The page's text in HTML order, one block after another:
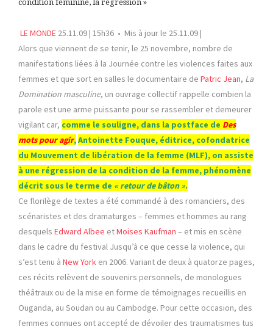
condition féminine, la régression »
LE MONDE 25.11.09 | 15h36 • Mis à jour le 25.11.09 |
Alors que viennent de se tenir, le 25 novembre, nombre de
manifestations liées à la Journée contre les violences faites aux
femmes et que sort en salles le documentaire de Patric Jean, La
Domination masculine, un ouvrage collectif rappelle combien la
parole est une arme puissante pour se rassembler et demeurer
vigilant car, comme le souligne, dans la postface de Des
mots pour agir,Antoinette Fouque, éditrice, cofondatrice
du Mouvement de libération de la femme (MLF), on assiste
à une régression de la condition de la femme, phénomène
décrit sous le terme de « retour de bâton ».
Ce florilège de textes a été commandé à des romanciers, des
scénaristes et des dramaturges – femmes et hommes au rang
desquels Edward Albee etMoises Kaufman – et mis en scène
dans le cadre du festival Jusqu’à ce que cesse la violence, qui
s’est tenu à New York en 2006. Variant de deux à quatorze pages,
ces récits relèvent de souvenirs personnels, de monologues
théâtraux ou de la mise en forme de témoignages recueillis en
Ouganda, au Soudan ou au Cambodge. Pour cette occasion, des
femmes connues ont accepté de dévoiler des traumatismes tus